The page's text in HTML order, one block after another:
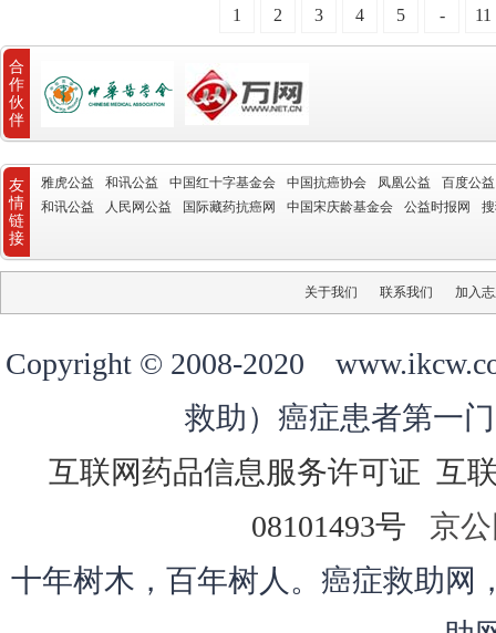
1 2 3 4 5 - 11
合
作
伙
伴
友
情
链
接
雅虎公益 和讯公益 中国红十字基金会 中国抗癌协会 凤凰公益
百度公益
和讯公益
人民网公益 国际藏药抗癌网 中国宋庆龄基金会 公益时报网
关于我们 联系我们 加入
Copyright © 2008-2020
救助）癌症患者第一
互联网药品信息服务许可证 互
08101493号
京公
十年树木，百年树人。癌症救助网